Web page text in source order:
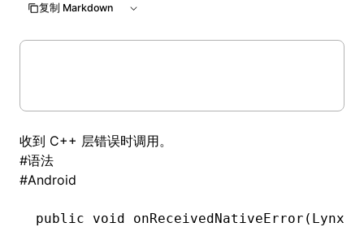
复制 Markdown
收到 C++ 层错误时调用。
#语法
#Android
public void onReceivedNativeError(